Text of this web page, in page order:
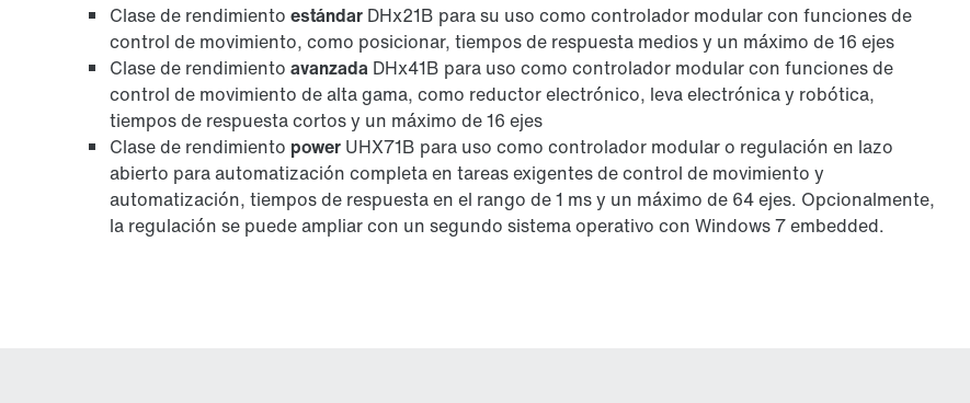
Clase de rendimiento estándar DHx21B para su uso como controlador modular con funciones de
control de movimiento, como posicionar, tiempos de respuesta medios y un máximo de 16 ejes
Clase de rendimiento avanzada DHx41B para uso como controlador modular con funciones de
control de movimiento de alta gama, como reductor electrónico, leva electrónica y robótica,
tiempos de respuesta cortos y un máximo de 16 ejes
Clase de rendimiento power UHX71B para uso como controlador modular o regulación en lazo
abierto para automatización completa en tareas exigentes de control de movimiento y
automatización, tiempos de respuesta en el rango de 1 ms y un máximo de 64 ejes. Opcionalmente,
la regulación se puede ampliar con un segundo sistema operativo con Windows 7 embedded.